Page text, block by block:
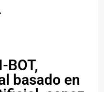
BOT,
basado en